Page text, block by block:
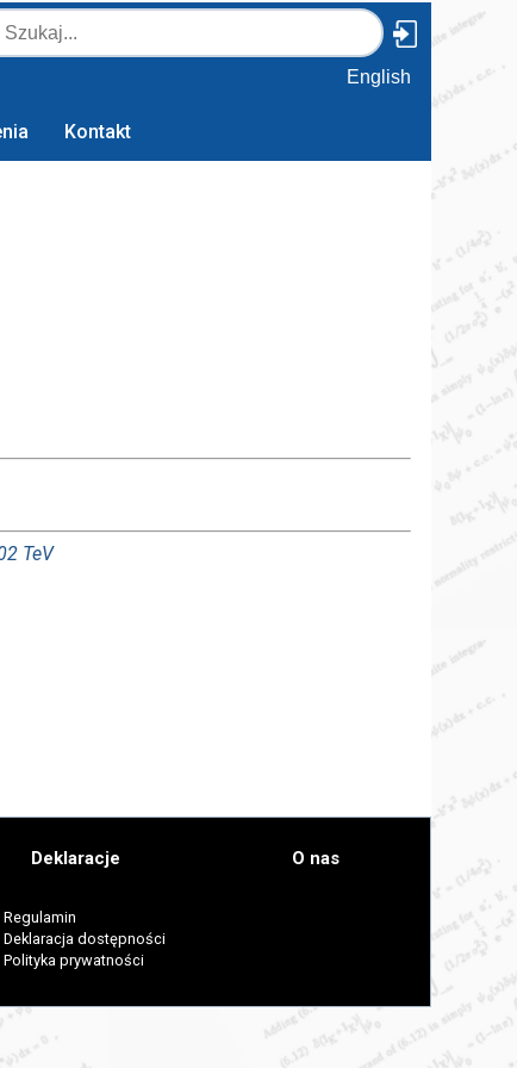
English
Kontakt
TeV
Deklaracje
Regulamin
Deklaracja dostępności
Polityka prywatności
O nas